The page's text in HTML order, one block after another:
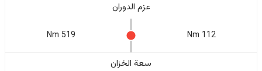
عزم الدوران
112 Nm
519 Nm
سعة الخزان